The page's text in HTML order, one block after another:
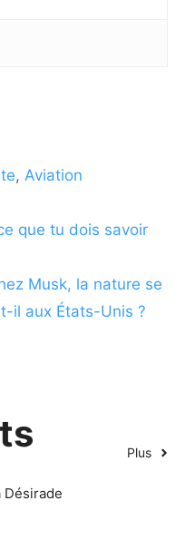
,Aviation
que tu dois savoir
Musk, la nature se
il aux États-Unis ?
Plus